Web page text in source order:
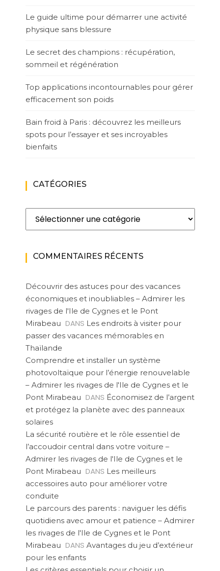
Le guide ultime pour démarrer une activité
physique sans blessure
Le secret des champions : récupération,
sommeil et régénération
Top applications incontournables pour gérer
efficacement son poids
Bain froid à Paris : découvrez les meilleurs
spots pour l’essayer et ses incroyables
bienfaits
CATÉGORIES
Catégories
COMMENTAIRES RÉCENTS
Découvrir des astuces pour des vacances
économiques et inoubliables – Admirer les
rivages de l'Ile de Cygnes et le Pont
Mirabeau DANS Les endroits à visiter pour
passer des vacances mémorables en
Thaïlande
Comprendre et installer un système
photovoltaïque pour l’énergie renouvelable
– Admirer les rivages de l'Ile de Cygnes et le
Pont Mirabeau DANS Économisez de l’argent
et protégez la planète avec des panneaux
solaires
La sécurité routière et le rôle essentiel de
l’accoudoir central dans votre voiture –
Admirer les rivages de l'Ile de Cygnes et le
Pont Mirabeau DANS Les meilleurs
accessoires auto pour améliorer votre
conduite
Le parcours des parents : naviguer les défis
quotidiens avec amour et patience – Admirer
les rivages de l'Ile de Cygnes et le Pont
Mirabeau DANS Avantages du jeu d’extérieur
pour les enfants